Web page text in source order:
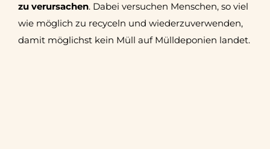
zu verursachen. Dabei versuchen Menschen, so viel
wie möglich zu recyceln und wiederzuverwenden,
damit möglichst kein Müll auf Mülldeponien landet.